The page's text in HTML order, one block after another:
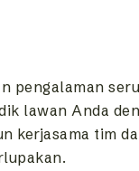
pengalaman
lawan Anda
kerjasama tim